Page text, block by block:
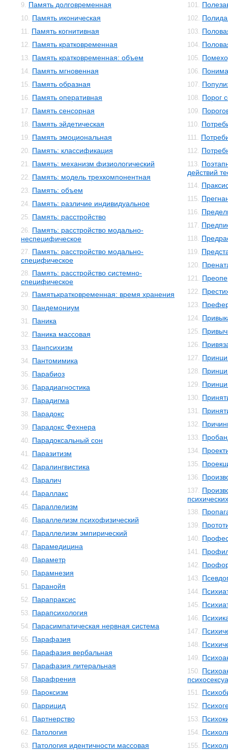
9. Память долговременная
10. Память иконическая
11. Память когнитивная
12. Память кратковременная
13. Память кратковременная: объем
14. Память мгновенная
15. Память образная
16. Память оперативная
17. Память сенсорная
18. Память эйдетическая
19. Память эмоциональная
20. Память: классификация
21. Память: механизм физиологический
22. Память: модель трехкомпонентная
23. Память: объем
24. Память: различие индивидуальное
25. Память: расстройство
26. Память: расстройство модально-
неспецифическое
27. Память: расстройство модально-
специфическое
28. Память: расстройство системно-
специфическое
29. Памятькратковременная: время хранения
30. Пандемониум
31. Паника
32. Паника массовая
33. Панпсихизм
34. Пантомимика
35. Парабиоз
36. Парадиагностика
37. Парадигма
38. Парадокс
39. Парадокс Фехнера
40. Парадоксальный сон
41. Паразитизм
42. Паралингвистика
43. Паралич
44. Параллакс
45. Параллелизм
46. Параллелизм психофизический
47. Параллелизм эмпирический
48. Парамедицина
49. Параметр
50. Парамнезия
51. Паранойя
52. Парапраксис
53. Парапсихология
54. Парасимпатическая нервная система
55. Парафазия
56. Парафазия вербальная
57. Парафазия литеральная
58. Парафрения
59. Пароксизм
60. Паррицид
61. Партнерство
62. Патология
63. Патология идентичности массовая
101.
102.
103.
104.
105.
106.
107.
108. Порог
109.
110.
111.
112.
113.
действий
114.
115.
116.
117.
118.
119.
120.
121.
122.
123.
124.
125.
126.
127.
128.
129.
130.
131.
132.
133.
134.
135.
136.
137.
138.
139.
140.
141.
142.
143.
144.
145.
146.
147.
148.
149.
150.
151.
152.
153.
154.
155.